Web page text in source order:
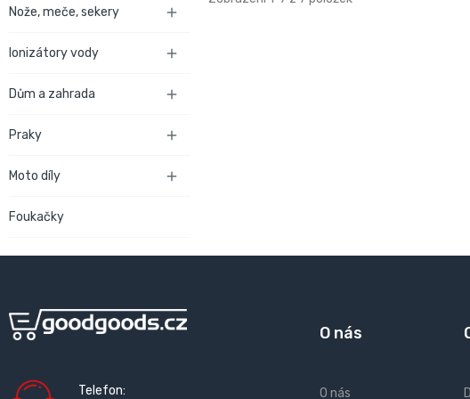
Nože, meče, sekery 
Ionizátory vody 
Dům a zahrada 
Praky 
Moto díly 
Foukačky
Telefon:
O nás
O nás